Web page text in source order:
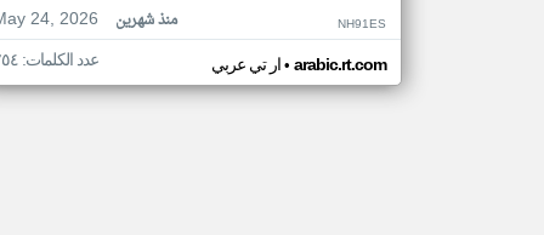
24, 2026
منذ شهرين NH91ES
ار تي عربي• arabic.rt.com عدد الكلمات: ٢٥٤